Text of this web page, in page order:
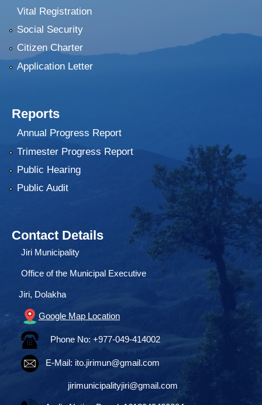
Vital Registration
Social Security
Citizen Charter
Application Letter
Reports
Annual Progress Report
Trimester Progress Report
Public Hearing
Public Audit
Contact Details
Jiri Municipality
Office of the Municipal Executive
Jiri, Dolakha
Google Map Location
Phone No: +977-049-414002
E-Mail: ito.jirimun@gmail.com
jirimunicipalityjiri@gmail.com